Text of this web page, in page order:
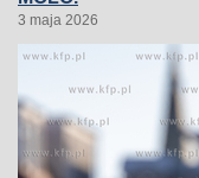
3 maja 2026